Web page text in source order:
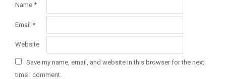
Name *
Email *
Website
Save my name, email, and website in this browser for the next
time I comment.